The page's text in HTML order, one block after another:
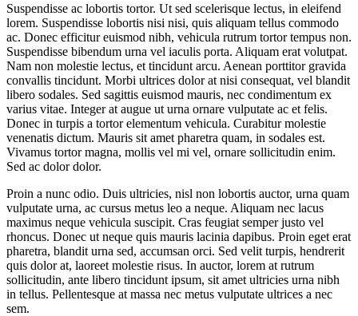
Suspendisse ac lobortis tortor. Ut sed scelerisque lectus, in eleifend
lorem. Suspendisse lobortis nisi nisi, quis aliquam tellus commodo
ac. Donec efficitur euismod nibh, vehicula rutrum tortor tempus non.
Suspendisse bibendum urna vel iaculis porta. Aliquam erat volutpat.
Nam non molestie lectus, et tincidunt arcu. Aenean porttitor gravida
convallis tincidunt. Morbi ultrices dolor at nisi consequat, vel blandit
libero sodales. Sed sagittis euismod mauris, nec condimentum ex
varius vitae. Integer at augue ut urna ornare vulputate ac et felis.
Donec in turpis a tortor elementum vehicula. Curabitur molestie
venenatis dictum. Mauris sit amet pharetra quam, in sodales est.
Vivamus tortor magna, mollis vel mi vel, ornare sollicitudin enim.
Sed ac dolor dolor.
Proin a nunc odio. Duis ultricies, nisl non lobortis auctor, urna quam
vulputate urna, ac cursus metus leo a neque. Aliquam nec lacus
maximus neque vehicula suscipit. Cras feugiat semper justo vel
rhoncus. Donec ut neque quis mauris lacinia dapibus. Proin eget erat
pharetra, blandit urna sed, accumsan orci. Sed velit turpis, hendrerit
quis dolor at, laoreet molestie risus. In auctor, lorem at rutrum
sollicitudin, ante libero tincidunt ipsum, sit amet ultricies urna nibh
in tellus. Pellentesque at massa nec metus vulputate ultrices a nec
sem.